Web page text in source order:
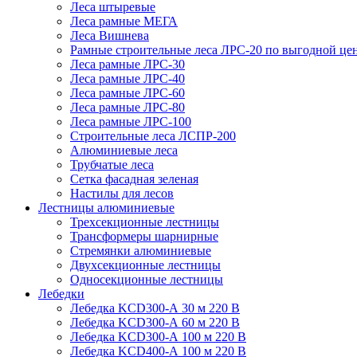
Леса штыревые
Леса рамные МЕГА
Леса Вишнева
Рамные строительные леса ЛРС-20 по выгодной
Леса рамные ЛРС-30
Леса рамные ЛРС-40
Леса рамные ЛРС-60
Леса рамные ЛРС-80
Леса рамные ЛРС-100
Строительные леса ЛСПР-200
Алюминиевые леса
Трубчатые леса
Сетка фасадная зеленая
Настилы для лесов
Лестницы алюминиевые
Трехсекционные лестницы
Трансформеры шарнирные
Стремянки алюминиевые
Двухсекционные лестницы
Односекционные лестницы
Лебедки
Лебедка KCD300-А 30 м 220 В
Лебедка KCD300-А 60 м 220 В
Лебедка KCD300-А 100 м 220 В
Лебедка KCD400-А 100 м 220 В